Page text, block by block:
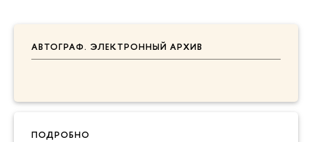
АВТОГРАФ. ЭЛЕКТРОННЫЙ АРХИВ
ПОДРОБНО